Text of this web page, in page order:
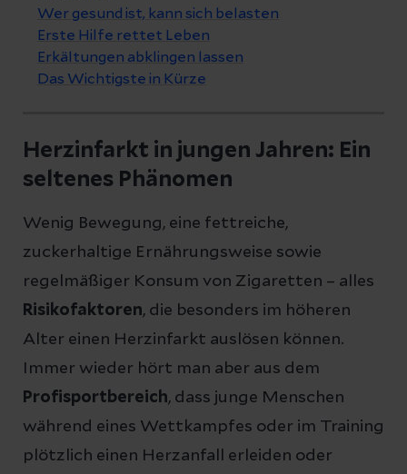
Wer gesund ist, kann sich belasten
Erste Hilfe rettet Leben
Erkältungen abklingen lassen
Das Wichtigste in Kürze
Herzinfarkt in jungen Jahren: Ein
seltenes Phänomen
Wenig Bewegung, eine fettreiche,
zuckerhaltige Ernährungsweise sowie
regelmäßiger Konsum von Zigaretten – alles
Risikofaktoren, die besonders im höheren
Alter einen Herzinfarkt auslösen können.
Immer wieder hört man aber aus dem
Profisportbereich, dass junge Menschen
während eines Wettkampfes oder im Training
plötzlich einen Herzanfall erleiden oder